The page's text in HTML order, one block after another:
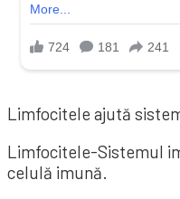
Limfocitele ajută
Limfocitele-Sistemul
celulă imună.